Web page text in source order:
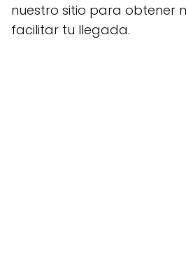
nuestro sitio para obtener
facilitar tu llegada.